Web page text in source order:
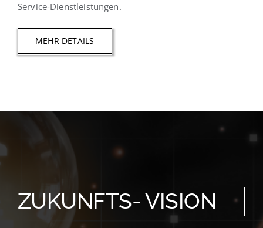
Service-Dienstleistungen.
MEHR DETAILS
ZUKUNFTS- VISION